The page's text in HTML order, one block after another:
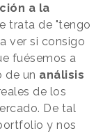
a la
trata de "tengo
ver si consigo
fuésemos a
de un análisis
de los
De tal
y nos